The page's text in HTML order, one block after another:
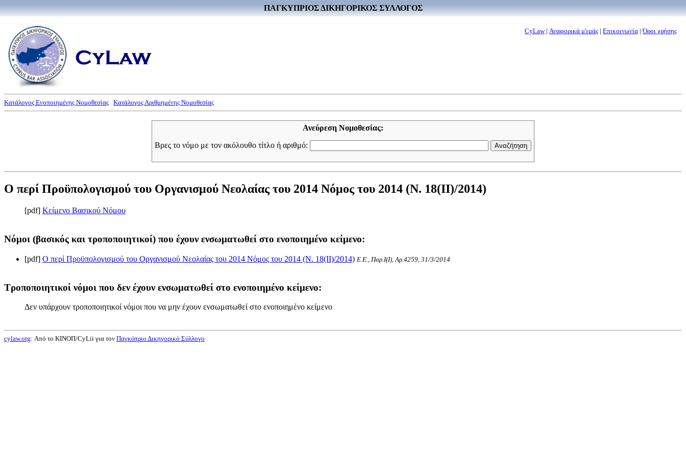
ΠΑΓΚΥΠΡΙΟΣ ΔΙΚΗΓΟΡΙΚΟΣ ΣΥΛΛΟΓΟΣ
CyLaw| Αναφορικά μ'εμάς | Επικοινωνία |Όροι χρήσης
Κατάλογος Ενοποιημένης Νομοθεσίας Κατάλογος Αριθμημένης Νομοθεσίας
Ανεύρεση Νομοθεσίας:
Βρες το νόμο με τον ακόλουθο τίτλο ή αριθμό:
Ο περί Προϋπολογισμού του Οργανισμού Νεολαίας του 2014 Νόμος του 2014 (Ν. 18(II)/2014)
[pdf] Κείμενο Βασικού Νόμου
Νόμοι (βασικός και τροποποιητικοί) που έχουν ενσωματωθεί στο ενοποιημένο κείμενο:
[pdf] Ο περί Προϋπολογισμού του Οργανισμού Νεολαίας του 2014 Νόμος του 2014 (Ν. 18(II)/2014) Ε.Ε., Παρ.Ι(I), Αρ.4259, 31/3/2014
Τροποποιητικοί νόμοι που δεν έχουν ενσωματωθεί στο ενοποιημένο κείμενο:
Δεν υπάρχουν τροποποιητικοί νόμοι που να μην έχουν ενσωματωθεί στο ενοποιημένο κείμενο
cylaw.org: Από το ΚΙΝOΠ/CyLii για τον Παγκύπριο Δικηγορικό Σύλλογο